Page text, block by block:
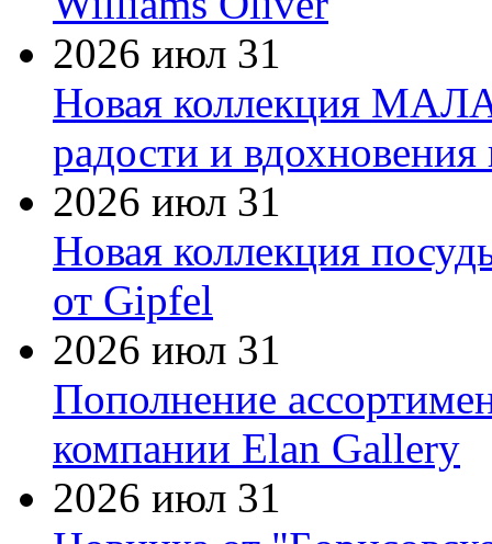
2026 июл 31
Новая коллекция
радости и
2026 июл 31
Новая коллекция
от Gipfel
2026 июл 31
Пополнение
компании Elan Gallery
2026 июл 31